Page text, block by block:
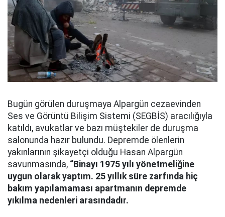
Bugün görülen duruşmaya Alpargün cezaevinden
Ses ve Görüntü Bilişim Sistemi (SEGBİS) aracılığıyla
katıldı, avukatlar ve bazı müştekiler de duruşma
salonunda hazır bulundu. Depremde ölenlerin
yakınlarının şikayetçi olduğu Hasan Alpargün
savunmasında, “Binayı 1975 yılı yönetmeliğine
uygun olarak yaptım. 25 yıllık süre zarfında hiç
bakım yapılamaması apartmanın depremde
yıkılma nedenleri arasındadır.